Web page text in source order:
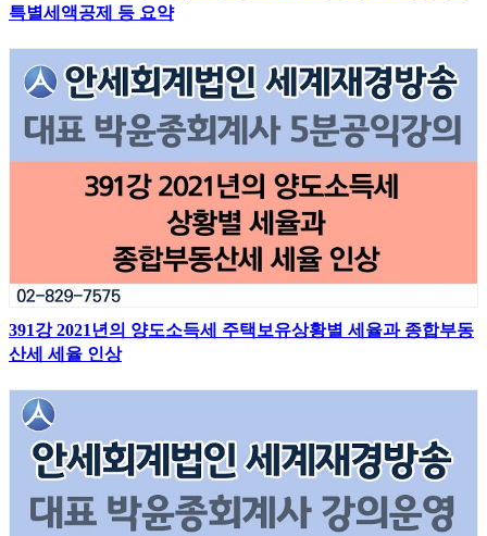
특별세액공제 등 요약
391강 2021년의 양도소득세 주택보유상황별 세율과 종합부동
산세 세율 인상